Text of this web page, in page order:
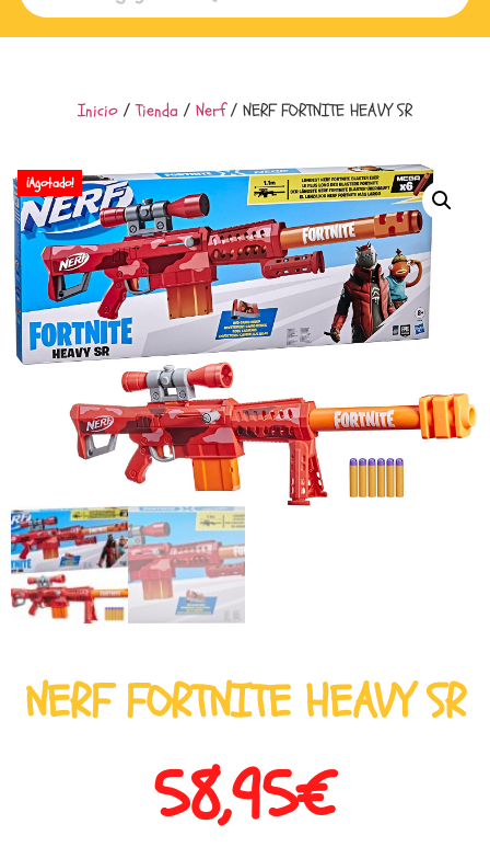
Inicio /Tienda / Nerf/ NERF FORTNITE HEAVY SR
¡Agotado!
NERF FORTNITE HEAVY SR
58,95€